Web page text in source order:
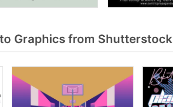
Graphics from Shutterstock